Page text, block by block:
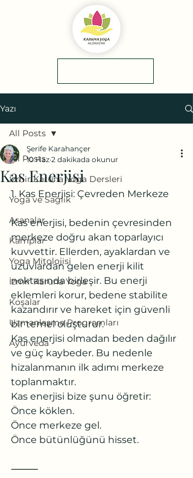
Yazı
All Posts
İzmir Karuna Yoga Dersleri
Yoga ve Sağlık
Asanalar
Kamplar
Yoga Mitolojisi
İzmir Karuna Yoga
Koşalar
Uzmanlaşma Programları
Ayurveda
All Posts
Kas Enerjisi
Şerife Karahançer
10 Haz 2 dakikada okunur
1. Kas Enerjisi: Çevreden Merkeze
Kas enerjisi, bedenin çevresinden
merkeze doğru akan toparlayıcı
kuvvettir. Ellerden, ayaklardan ve
uzuvlardan gelen enerji kilit
noktasında birleşir. Bu enerji
eklemleri korur, bedene stabilite
kazandırır ve hareket için güvenli
bir temel oluşturur.
Kas enerjisi olmadan beden dağılır
ve güç kaybeder. Bu nedenle
hizalanmanın ilk adımı merkeze
toplanmaktır.
Kas enerjisi bize şunu öğretir:
Önce köklen.
Önce merkeze gel.
Önce bütünlüğünü hisset.
⸻